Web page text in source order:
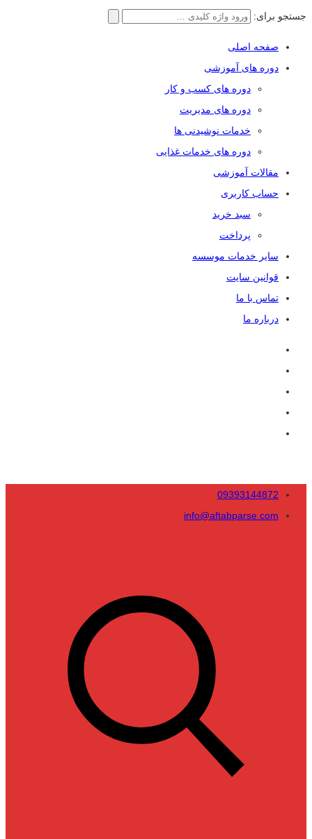
جستجو برای:
صفحه اصلی
دوره های آموزشی
دوره های کسب و کار
دوره های مدیریت
خدمات نوشیدنی ها
دوره های خدمات غذایی
مقالات آموزشی
حساب کاربری
سبد خرید
پرداخت
سایر خدمات موسسه
قوانین سایت
تماس با ما
درباره ما
09393144872
info@aftabparse.com